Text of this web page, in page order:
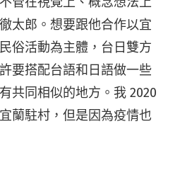
太郎。想要跟他合作以宜
俗活動為主體，台日雙方
要搭配台語和日語做一些
共同相似的地方。我 2020
蘭駐村，但是因為疫情也